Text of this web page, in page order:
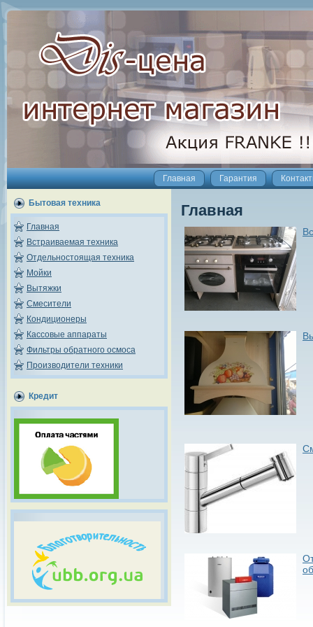
Главная Гарантия
Бытовая техника
Главная
Встраиваемая техника
Отдельностоящая техника
Мойки
Вытяжки
Смесители
Кондиционеры
Кассовые аппараты
Фильтры обратного осмоса
Производители техники
Кредит
Главная